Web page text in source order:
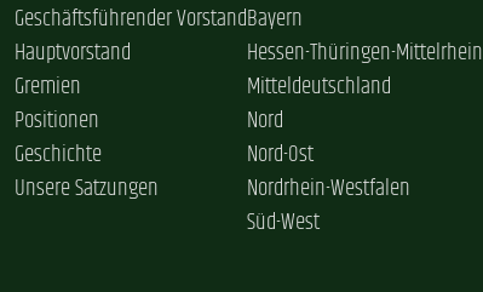
Geschäftsführender Vorstand
Hauptvorstand
Gremien
Positionen
Geschichte
Unsere Satzungen
Bayern
Hessen-Thüringen-Mittelrhein
Mitteldeutschland
Nord
Nord-Ost
Nordrhein-Westfalen
Süd-West